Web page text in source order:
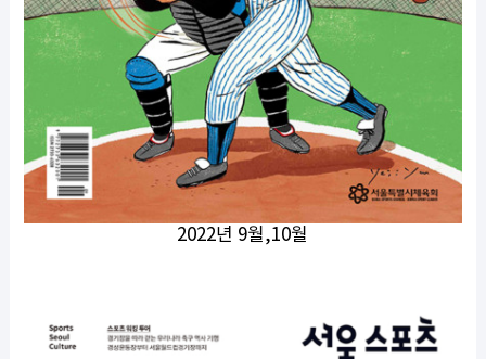
2022년 9월,10월